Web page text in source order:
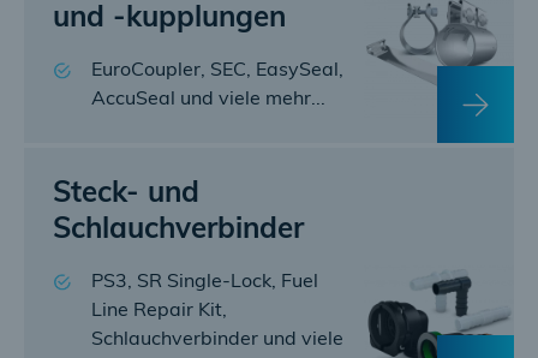
und -kupplungen
EuroCoupler, SEC, EasySeal,
AccuSeal und viele mehr...
Steck- und
Schlauchverbinder
PS3, SR Single-Lock, Fuel
Line Repair Kit,
Schlauchverbinder und viele